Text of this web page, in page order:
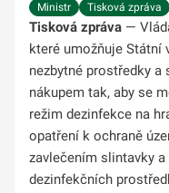
Ministr Tisková zpráva
Tisková zpráva —
které umožňuje Státní
nezbytné prostředky a
nákupem tak, aby se
režim dezinfekce na
opatření k ochraně
zavlečením slintavky
dezinfekčních